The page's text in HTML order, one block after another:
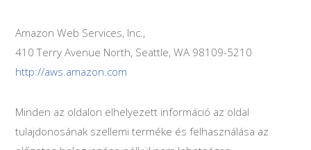
Amazon Web Services, Inc.,
410 Terry Avenue North, Seattle, WA 98109-5210
http://aws.amazon.com
Minden az oldalon elhelyezett információ az oldal
tulajdonosának szellemi terméke és felhasználása az